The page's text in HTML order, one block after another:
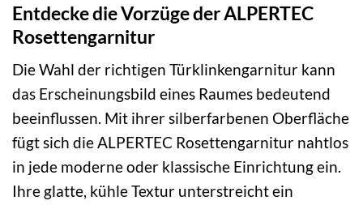
Entdecke die Vorzüge der ALPERTEC
Rosettengarnitur
Die Wahl der richtigen Türklinkengarnitur kann
das Erscheinungsbild eines Raumes bedeutend
beeinflussen. Mit ihrer silberfarbenen Oberfläche
fügt sich die ALPERTEC Rosettengarnitur nahtlos
in jede moderne oder klassische Einrichtung ein.
Ihre glatte, kühle Textur unterstreicht ein